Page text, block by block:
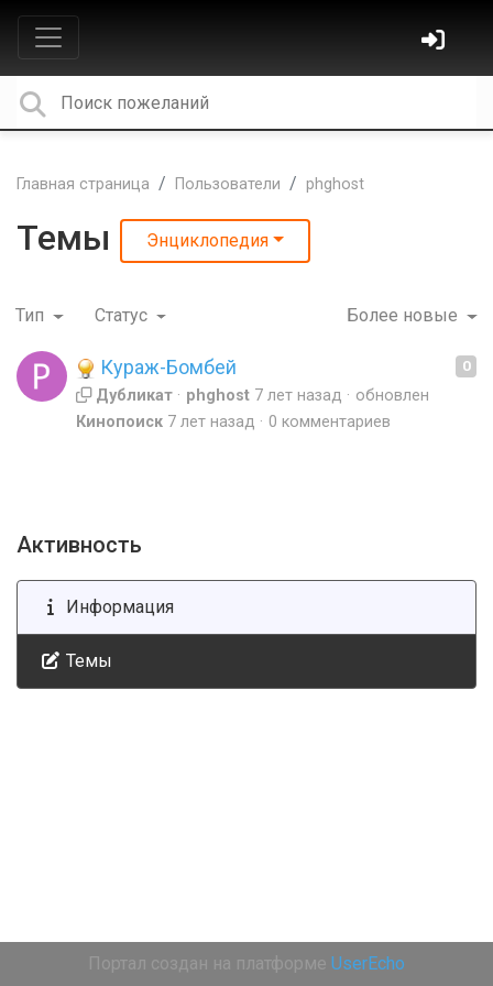
Главная страница Пользователи phghost
Темы Энциклопедия
Тип Статус Более новые
0
Кураж-Бомбей
Дубликат phghost 7 лет назад
обновлен
Кинопоиск 7 лет назад 0 комментариев
Активность
Информация
Темы
Портал создан на платформе UserEcho